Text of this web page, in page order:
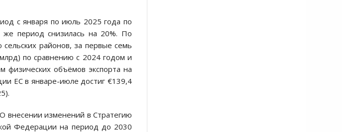
с января по июль 2025 года по
период снизилась на 20%. По
районов, за первые семь
по сравнению с 2024 годом и
физических объёмов экспорта на
ЕС в январе-июле достиг €139,4
внесении изменений в Стратегию
Федерации на период до 2030